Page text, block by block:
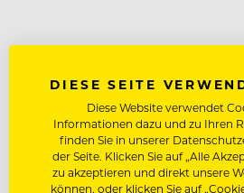
DIESE SEITE
Diese Website verwendet
Informationen dazu und zu Ihren
finden Sie in unserer
der Seite. Klicken Sie auf „Alle
zu akzeptieren und direkt unsere
können, oder klicken Sie auf